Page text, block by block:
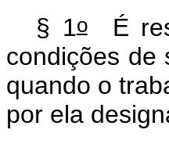
§ 1oÉ
condições de
quando o
por ela